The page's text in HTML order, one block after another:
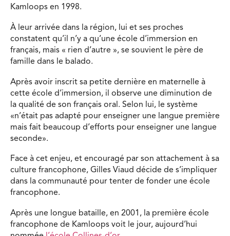
Kamloops en 1998.
À leur arrivée dans la région, lui et ses proches
constatent qu’il n’y a qu’une école d’immersion en
français, mais « rien d’autre », se souvient le père de
famille dans le balado.
Après avoir inscrit sa petite dernière en maternelle à
cette école d’immersion, il observe une diminution de
la qualité de son français oral. Selon lui, le système
«n’était pas adapté pour enseigner une langue première
mais fait beaucoup d’efforts pour enseigner une langue
seconde».
Face à cet enjeu, et encouragé par son attachement à sa
culture francophone, Gilles Viaud décide de s’impliquer
dans la communauté pour tenter de fonder une école
francophone.
Après une longue bataille, en 2001, la première école
francophone de Kamloops voit le jour, aujourd’hui